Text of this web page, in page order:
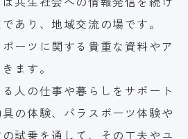
あり、地域交流の場です。
ーツに関する貴重な資料やア
ます。
人の仕事や暮らしをサポート
の体験、パラスポーツ体験や
試乗を通して、その工夫やユ